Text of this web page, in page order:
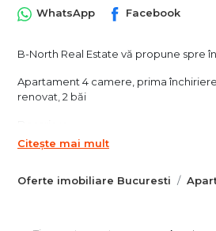
Oferte imobiliare Bucuresti
WhatsApp Facebook
B-North Real Estate vă propune spre
Apartament 4 camere, prima
renovat, 2 băi
Apartament spațios cu 4 camere,
Cegan, în zona Panduri, disponibil
închiriată niciodată. Apartamentul
Citește mai mult